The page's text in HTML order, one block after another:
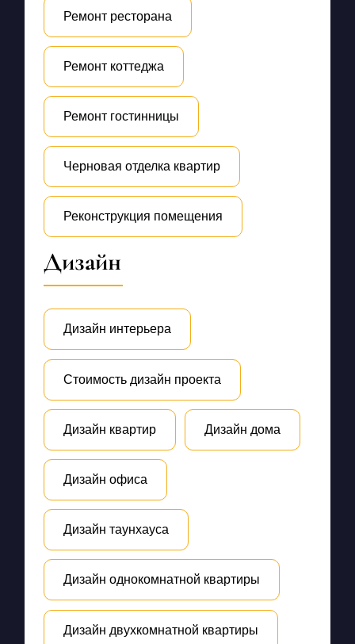
Ремонт ресторана
Ремонт коттеджа
Ремонт гостинницы
Черновая отделка квартир
Реконструкция помещения
Дизайн
Дизайн интерьера
Стоимость дизайн проекта
Дизайн квартир Дизайн дома
Дизайн офиса
Дизайн таунхауса
Дизайн однокомнатной квартиры
Дизайн двухкомнатной квартиры